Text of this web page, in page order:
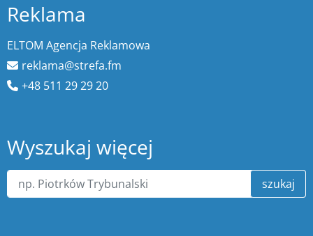
Reklama
ELTOM Agencja Reklamowa
reklama@strefa.fm
+48 511 29 29 20
Wyszukaj więcej
szukaj